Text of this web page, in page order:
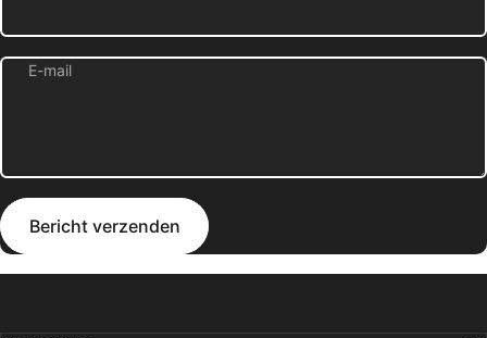
E-mail
Bericht verzenden
Bericht verzenden